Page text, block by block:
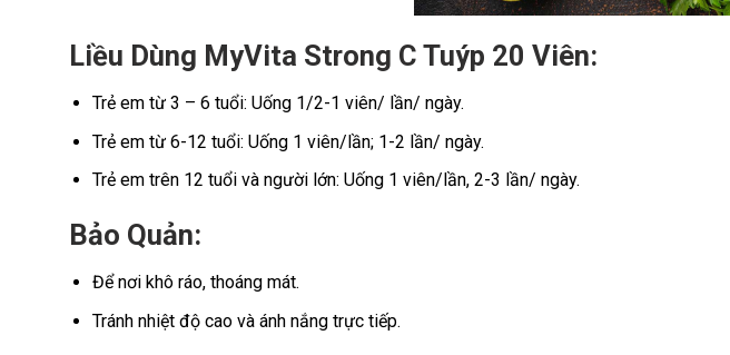
Liều Dùng MyVita Strong C Tuýp 20 Viên:
Trẻ em từ 3 – 6 tuổi: Uống 1/2-1 viên/ lần/ ngày.
Trẻ em từ 6-12 tuổi: Uống 1 viên/lần; 1-2 lần/ ngày.
Trẻ em trên 12 tuổi và người lớn: Uống 1 viên/lần, 2-3 lần/ ngày.
Bảo Quản:
Để nơi khô ráo, thoáng mát.
Tránh nhiệt độ cao và ánh nắng trực tiếp.